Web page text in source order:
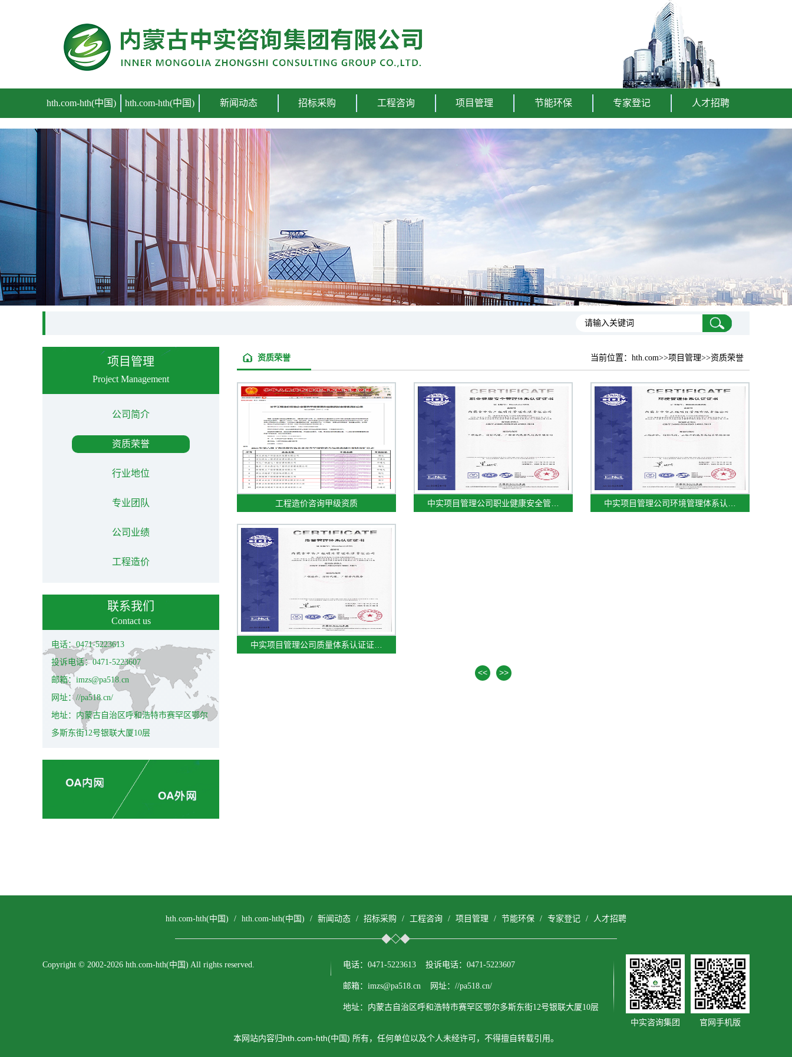
hth.com-hth(中国) hth.com-hth(中国) 新闻动态 招标采购 工程咨询 项目管理 节能环保 专家登记 人才招聘
项目管理
Project Management
公司简介
资质荣誉
行业地位
专业团队
公司业绩
工程造价
联系我们
Contact us
电话：0471-5223613
投诉电话：0471-5223607
邮箱：imzs@pa518.cn
网址：//pa518.cn/
地址：内蒙古自治区呼和浩特市赛罕区鄂尔
多斯东街12号银联大厦10层
当前位置： hth.com>>项目管理>>资质荣誉
资质荣誉
工程造价咨询甲级资质 中实项目管理公司职业健康安全管… 中实项目管理公司环境管理体系认…
中实项目管理公司质量体系认证证…
<< >>
hth.com-hth(中国) / hth.com-hth(中国) / 新闻动态 / 招标采购 / 工程咨询 / 项目管理 / 节能环保 / 专家登记 / 人才招聘
Copyright © 2002-2026 hth.com-hth(中国) All rights reserved. 电话：0471-5223613 投诉电话：0471-5223607
邮箱：imzs@pa518.cn 网址：//pa518.cn/
地址：内蒙古自治区呼和浩特市赛罕区鄂尔多斯东街12号银联大厦10层
中实咨询集团
官网手机版
本网站内容归hth.com-hth(中国) 所有，任何单位以及个人未经许可，不得擅自转载引用。